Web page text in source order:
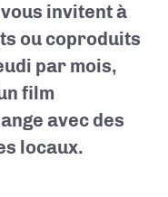
vous invitent à
ou coproduits
par mois,
film
avec des
locaux.